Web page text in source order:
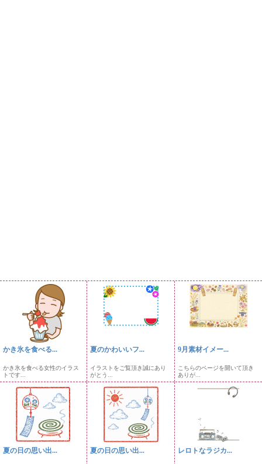
かき氷を食べる...
かき氷を食べる女性のイラス
トです...
夏のかわいいフ...
イラストをご覧頂き誠にあり
がとう...
9月素材イメー...
こちらのページを開いて頂き
ありが...
夏の日の思い出... 夏の日の思い出... レロトなラジカ...